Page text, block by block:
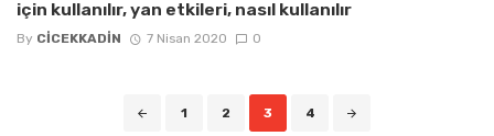
için kullanılır, yan etkileri, nasıl kullanılır
By CICEKKADIN 7 Nisan 2020 0
1 2 3 4